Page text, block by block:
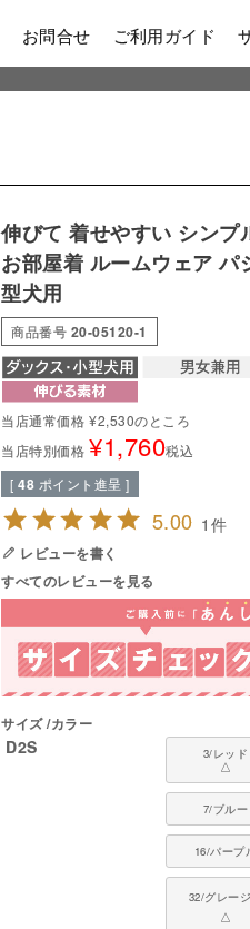
お問合せ ご利用ガイド
伸びて 着せやすい シンプ
お部屋着 ルームウェア パ
型犬用
商品番号 20-05120-1
当店通常価格 ¥2,530のところ
当店特別価格 ¥1,760税込
[ 48 ポイント進呈 ]
5.00 1
レビューを書く
すべてのレビューを見る
サイズ カラー
D2S
3/レッド
△
7/ブルー
16/パープ
32/グレー
△